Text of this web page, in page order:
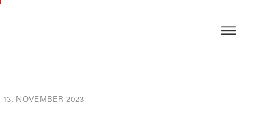
EN
13. NOVEMBER 2023